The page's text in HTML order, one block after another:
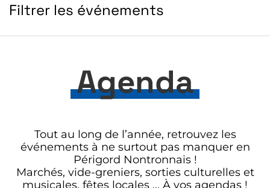
Filtrer les événements
Agenda
Tout au long de l’année, retrouvez les
événements à ne surtout pas manquer en
Périgord Nontronnais !
Marchés, vide-greniers, sorties culturelles et
musicales, fêtes locales … À vos agendas !